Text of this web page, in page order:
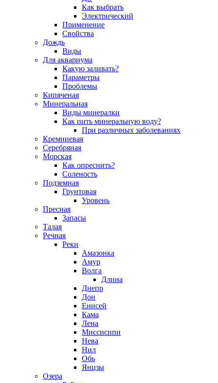
Как выбрать
Электрический
Применение
Свойства
Дождь
Виды
Для аквариума
Какую заливать?
Параметры
Проблемы
Кипяченая
Минеральная
Виды минералки
Как пить минеральную воду?
При различных заболеваниях
Кремниевая
Серебряная
Морская
Как опреснить?
Соленость
Подземная
Грунтовая
Уровень
Пресная
Запасы
Талая
Речная
Реки
Амазонка
Амур
Волга
Длина
Днепр
Дон
Енисей
Кама
Лена
Миссисипи
Нева
Нил
Обь
Янцзы
Озера